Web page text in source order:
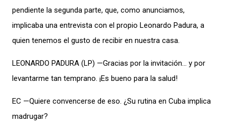
pendiente la segunda parte, que, como anunciamos,
implicaba una entrevista con el propio Leonardo Padura, a
quien tenemos el gusto de recibir en nuestra casa.
LEONARDO PADURA (LP) —Gracias por la invitación… y por
levantarme tan temprano. ¡Es bueno para la salud!
EC —Quiere convencerse de eso. ¿Su rutina en Cuba implica
madrugar?